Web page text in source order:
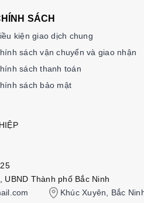
SÁCH
kiện giao dịch chung
sách vận chuyển và giao nhận
sách thanh toán
sách bảo mật
Thành phố Bắc Ninh
Khúc Xuyên, Bắc